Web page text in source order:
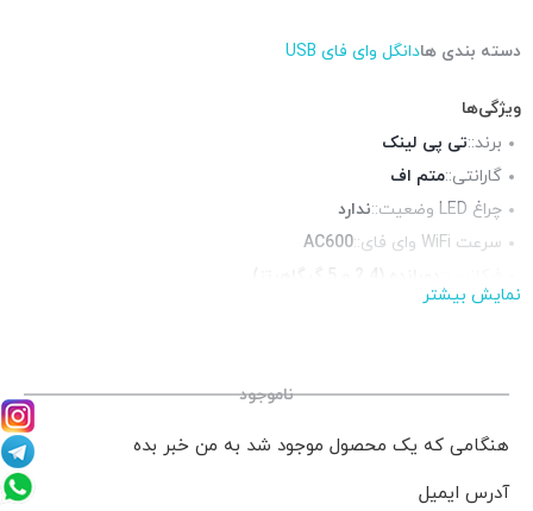
دسته بندی هادانگل وای فای USB
ویژگی‌ها
برند::تی پی لینک
گارانتی::متم اف
چراغ LED وضعیت::
ندارد
سرعت WiFi وای فای::
AC600
نمایش بیشتر
ناموجود
هنگامی که یک محصول موجود شد به من خبر بده
آدرس ایمیل